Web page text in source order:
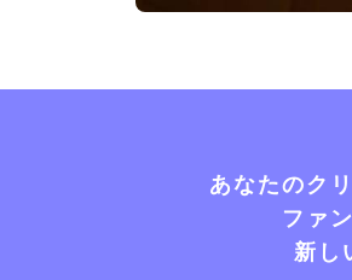
あなたのク
ファ
新し